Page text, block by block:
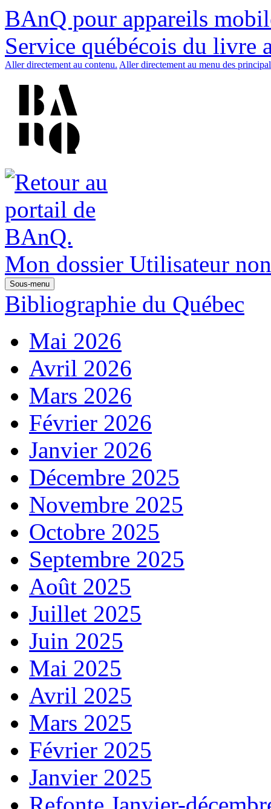
BAnQ pour appareils
Service québécois du livre
Aller directement au contenu. Aller directement au menu des
Mon dossier Utilisateur
Sous-menu
Bibliographie du Québec
Mai 2026
Avril 2026
Mars 2026
Février 2026
Janvier 2026
Décembre 2025
Novembre 2025
Octobre 2025
Septembre 2025
Août 2025
Juillet 2025
Juin 2025
Mai 2025
Avril 2025
Mars 2025
Février 2025
Janvier 2025